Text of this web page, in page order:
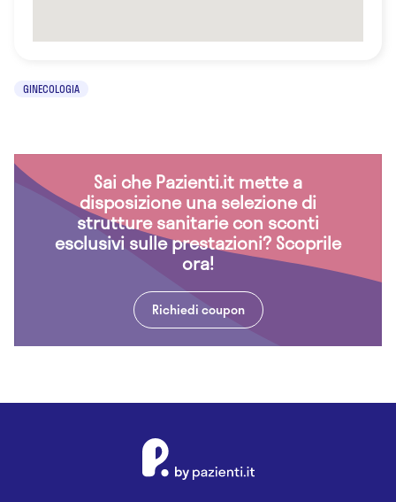
GINECOLOGIA
Sai che Pazienti.it mette a
disposizione una selezione di
strutture sanitarie con sconti
esclusivi sulle prestazioni? Scoprile
ora!
Richiedi coupon